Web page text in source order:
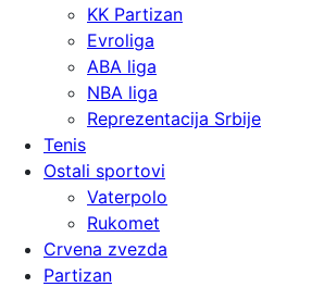
KK Partizan
Evroliga
ABA liga
NBA liga
Reprezentacija Srbije
Tenis
Ostali sportovi
Vaterpolo
Rukomet
Crvena zvezda
Partizan